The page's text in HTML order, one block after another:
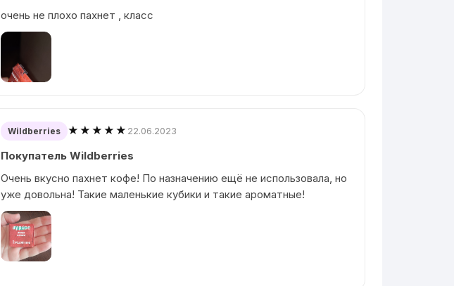
очень не плохо пахнет , класс
Wildberries ★★★★★ 22.06.2023
Покупатель Wildberries
Очень вкусно пахнет кофе! По назначению ещё не использовала, но
уже довольна! Такие маленькие кубики и такие ароматные!